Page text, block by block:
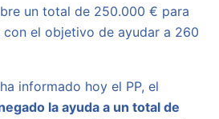
un total de 250.000 € para
con el objetivo de ayudar a 260
informado hoy el PP, el
la ayuda a un total de